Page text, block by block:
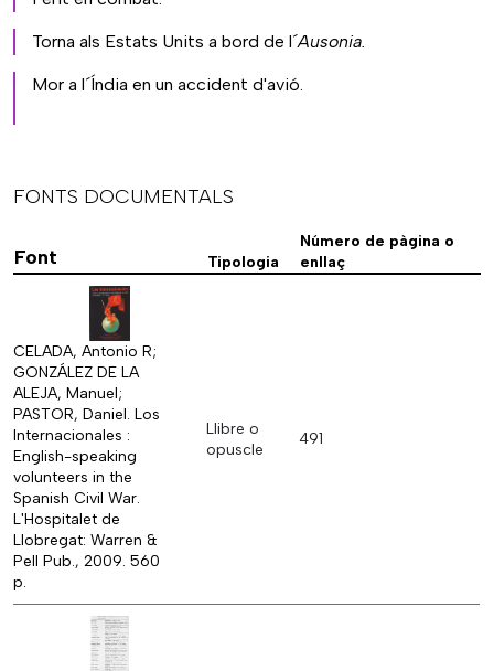
Torna als Estats Units a bord de l´Ausonia.
Mor a l´Índia en un accident d'avió.
FONTS DOCUMENTALS
Font Tipologia
Número de pàgina o
enllaç
CELADA, Antonio R;
GONZÁLEZ DE LA
ALEJA, Manuel;
PASTOR, Daniel. Los
Internacionales :
English-speaking
volunteers in the
Spanish Civil War.
L'Hospitalet de
Llobregat: Warren &
Pell Pub., 2009. 560
p.
Llibre o
opuscle
491